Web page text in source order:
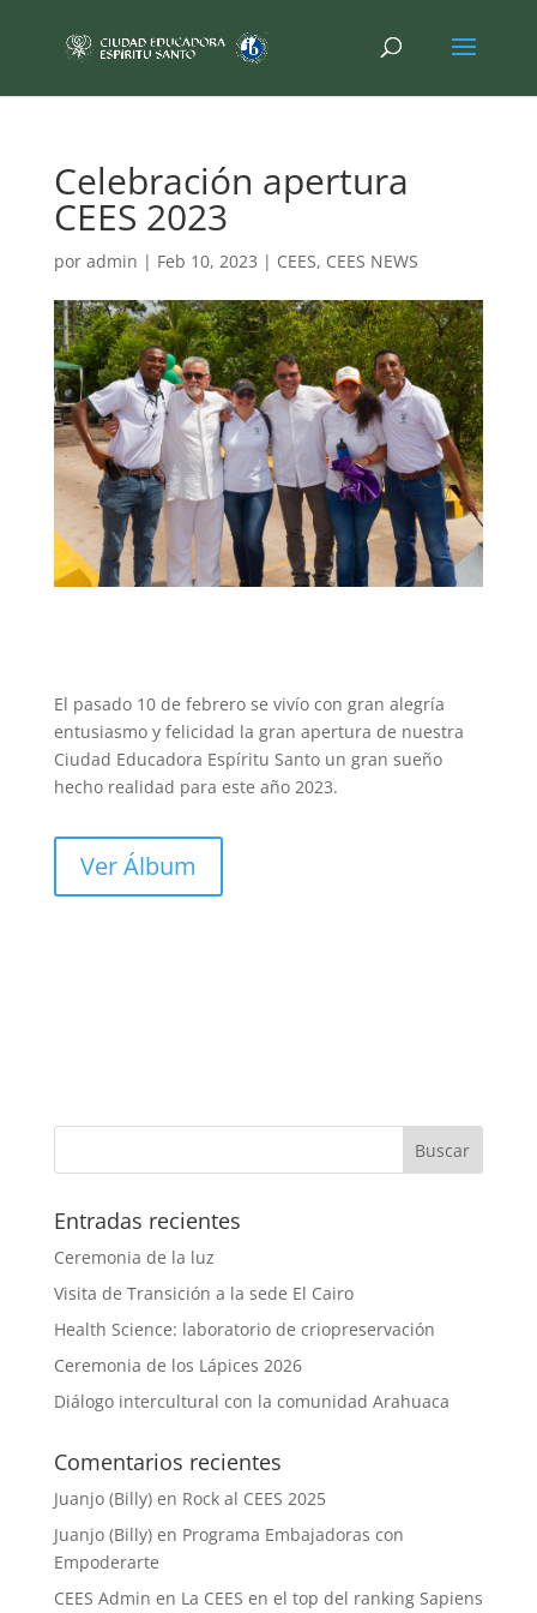
Celebración apertura
CEES 2023
por admin | Feb 10, 2023 | CEES, CEES NEWS
El pasado 10 de febrero se vivío con gran alegría
entusiasmo y felicidad la gran apertura de nuestra
Ciudad Educadora Espíritu Santo un gran sueño
hecho realidad para este año 2023.
Ver Álbum
Entradas recientes
Ceremonia de la luz
Visita de Transición a la sede El Cairo
Health Science: laboratorio de criopreservación
Ceremonia de los Lápices 2026
Diálogo intercultural con la comunidad Arahuaca
Comentarios recientes
Juanjo (Billy)en Rock al CEES 2025
Juanjo (Billy)en Programa Embajadoras con
Empoderarte
CEES Admin en La CEES en el top del ranking Sapiens